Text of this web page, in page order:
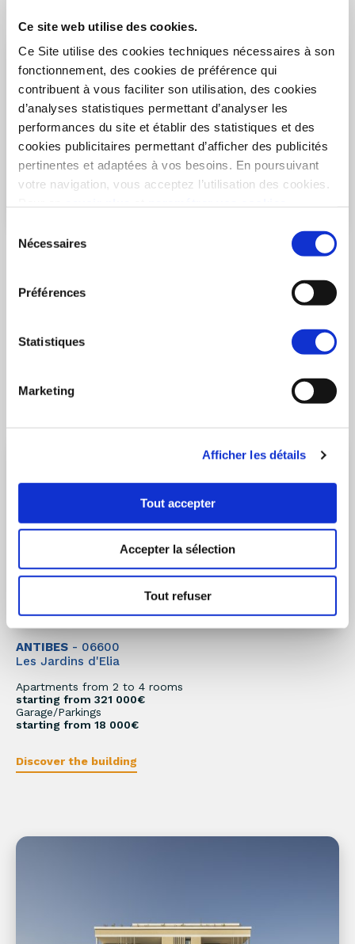
Ce site web utilise des cookies.
Ce Site utilise des cookies techniques nécessaires à son
fonctionnement, des cookies de préférence qui
contribuent à vous faciliter son utilisation, des cookies
d’analyses statistiques permettant d’analyser les
performances du site et établir des statistiques et des
cookies publicitaires permettant d’afficher des publicités
pertinentes et adaptées à vos besoins. En poursuivant
votre navigation, vous acceptez l’utilisation des cookies.
Nécessaires
Préférences
Statistiques
Marketing
Afficher les détails
Tout accepter
Accepter la sélection
Tout refuser
MOUGINS- 06250
Apartments 3 rooms
starting from 292 322€
ANTIBES - 06600
Les Jardins d'Elia
Apartments from 2 to 4 rooms
starting from 321 000€
Garage/Parkings
starting from 18 000€
Discover the building